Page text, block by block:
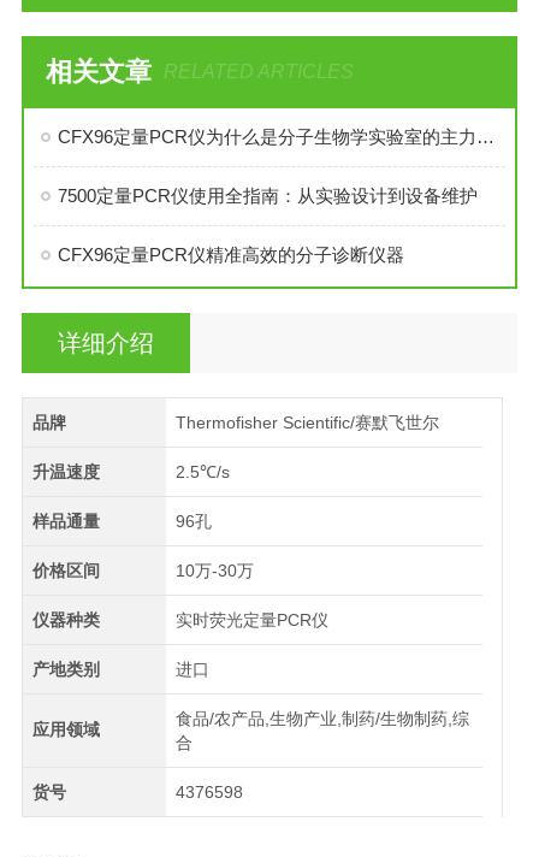
相关文章 RELATED ARTICLES
CFX96定量PCR仪为什么是分子生物学实验室的主力机型
7500定量PCR仪使用全指南：从实验设计到设备维护
CFX96定量PCR仪精准高效的分子诊断仪器
详细介绍
品牌 Thermofisher Scientific/赛默飞世尔
升温速度 2.5℃/s
样品通量 96孔
价格区间 10万-30万
仪器种类 实时荧光定量PCR仪
产地类别 进口
应用领域
食品/农产品,生物产业,制药/生物制药,综
合
货号 4376598